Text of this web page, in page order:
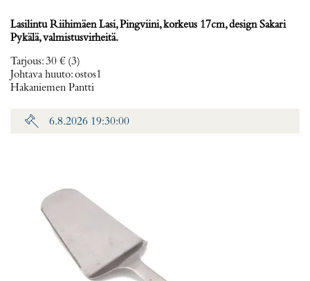
Lasilintu Riihimäen Lasi, Pingviini, korkeus 17cm, design Sakari
Pykälä, valmistusvirheitä.
Tarjous:30 € (3)
Johtava huuto:ostos1
Hakaniemen Pantti
6.8.2026 19:30:00